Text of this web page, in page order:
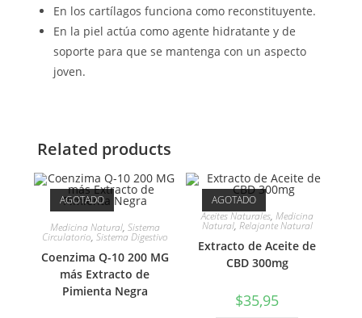
En los cartílagos funciona como reconstituyente.
En la piel actúa como agente hidratante y de
soporte para que se mantenga con un aspecto
joven.
Related products
AGOTADO
Medicina Natural, Sistema
Circulatorio, Sistema Digestivo
Coenzima Q-10 200 MG
más Extracto de
Pimienta Negra
AGOTADO
Aceites Naturales, Medicina
Natural, Relajante Natural
Extracto de Aceite de
CBD 300mg
$35,95